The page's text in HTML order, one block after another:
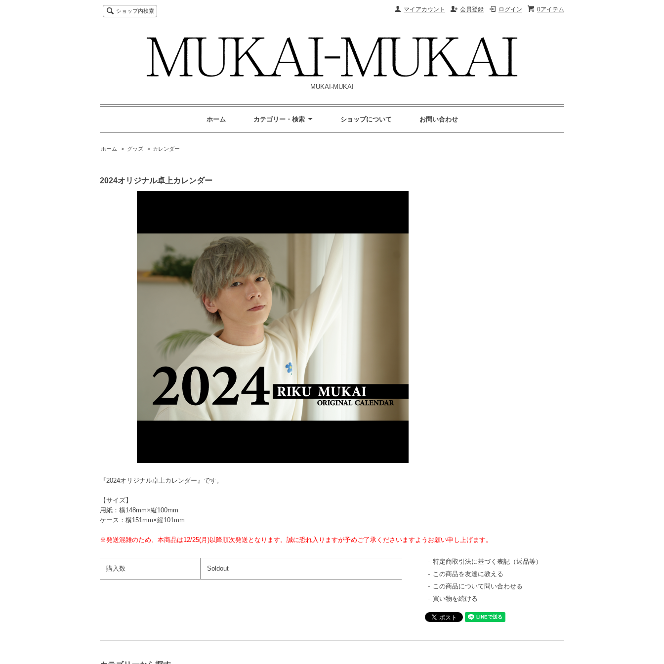
0アイテム
ログイン
会員登録
マイアカウント
ショップ内検索
MUKAI-MUKAI
ホーム カテゴリー・検索 ショップについて お問い合わせ
ホーム > グッズ > カレンダー
2024オリジナル卓上カレンダー
『2024オリジナル卓上カレンダー』です。
【サイズ】
用紙：横148mm×縦100mm
ケース：横151mm×縦101mm
※発送混雑のため、本商品は12/25(月)以降順次発送となります。誠に恐れ入りますが予めご了承くださいますようお願い申し上げます。
購入数 Soldout
特定商取引法に基づく表記（返品等）
この商品を友達に教える
この商品について問い合わせる
買い物を続ける